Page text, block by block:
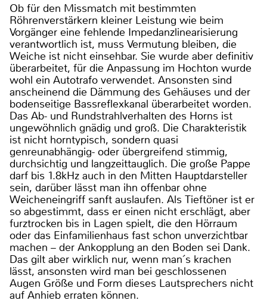
Ob für den Missmatch mit bestimmten
Röhrenverstärkern kleiner Leistung wie beim
Vorgänger eine fehlende Impedanzlinearisierung
verantwortlich ist, muss Vermutung bleiben, die
Weiche ist nicht einsehbar. Sie wurde aber definitiv
überarbeitet, für die Anpassung im Hochton wurde
wohl ein Autotrafo verwendet. Ansonsten sind
anscheinend die Dämmung des Gehäuses und der
bodenseitige Bassreflexkanal überarbeitet worden.
Das Ab- und Rundstrahlverhalten des Horns ist
ungewöhnlich gnädig und groß. Die Charakteristik
ist nicht horntypisch, sondern quasi
genreunabhängig- oder übergreifend stimmig,
durchsichtig und langzeittauglich. Die große Pappe
darf bis 1.8kHz auch in den Mitten Hauptdarsteller
sein, darüber lässt man ihn offenbar ohne
Weicheneingriff sanft auslaufen. Als Tieftöner ist er
so abgestimmt, dass er einen nicht erschlägt, aber
furztrocken bis in Lagen spielt, die den Hörraum
oder das Einfamilienhaus fast schon unverzichtbar
machen – der Ankopplung an den Boden sei Dank.
Das gilt aber wirklich nur, wenn man´s krachen
lässt, ansonsten wird man bei geschlossenen
Augen Größe und Form dieses Lautsprechers nicht
auf Anhieb erraten können.